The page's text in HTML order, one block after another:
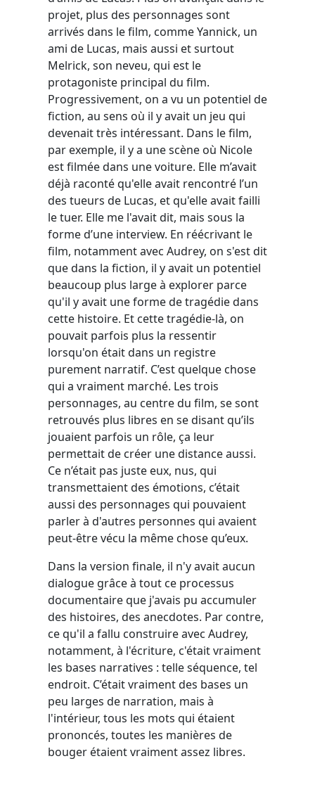
projet, plus des personnages sont
arrivés dans le film, comme Yannick, un
ami de Lucas, mais aussi et surtout
Melrick, son neveu, qui est le
protagoniste principal du film.
Progressivement, on a vu un potentiel de
fiction, au sens où il y avait un jeu qui
devenait très intéressant. Dans le film,
par exemple, il y a une scène où Nicole
est filmée dans une voiture. Elle m’avait
déjà raconté qu'elle avait rencontré l’un
des tueurs de Lucas, et qu'elle avait failli
le tuer. Elle me l'avait dit, mais sous la
forme d’une interview. En réécrivant le
film, notamment avec Audrey, on s'est dit
que dans la fiction, il y avait un potentiel
beaucoup plus large à explorer parce
qu'il y avait une forme de tragédie dans
cette histoire. Et cette tragédie-là, on
pouvait parfois plus la ressentir
lorsqu'on était dans un registre
purement narratif. C’est quelque chose
qui a vraiment marché. Les trois
personnages, au centre du film, se sont
retrouvés plus libres en se disant qu’ils
jouaient parfois un rôle, ça leur
permettait de créer une distance aussi.
Ce n’était pas juste eux, nus, qui
transmettaient des émotions, c’était
aussi des personnages qui pouvaient
parler à d'autres personnes qui avaient
peut-être vécu la même chose qu’eux.
Dans la version finale, il n'y avait aucun
dialogue grâce à tout ce processus
documentaire que j'avais pu accumuler
des histoires, des anecdotes. Par contre,
ce qu'il a fallu construire avec Audrey,
notamment, à l'écriture, c'était vraiment
les bases narratives : telle séquence, tel
endroit. C’était vraiment des bases un
peu larges de narration, mais à
l'intérieur, tous les mots qui étaient
prononcés, toutes les manières de
bouger étaient vraiment assez libres.